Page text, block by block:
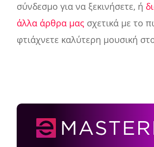
σύνδεσμο για να ξεκινήσετε, ή
άλλα άρθρα μας σχετικά με το
φτιάχνετε καλύτερη μουσική